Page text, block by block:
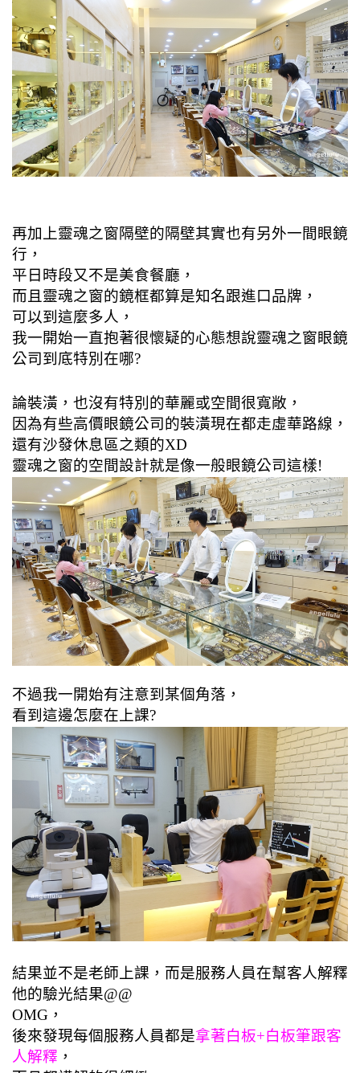
再加上靈魂之窗隔壁的隔壁其實也有另外一間眼鏡
行，
平日時段又不是美食餐廳，
而且靈魂之窗的鏡框都算是知名跟進口品牌，
可以到這麼多人，
我一開始一直抱著很懷疑的心態想說靈魂之窗眼鏡
公司到底特別在哪?
論裝潢，也沒有特別的華麗或空間很寬敞，
因為有些高價眼鏡公司的裝潢現在都走虛華路線，
還有沙發休息區之類的XD
靈魂之窗的空間設計就是像一般眼鏡公司這樣!
不過我一開始有注意到某個角落，
看到這邊怎麼在上課?
結果並不是老師上課，而是服務人員在幫客人解釋
他的驗光結果@@
OMG，
後來發現每個服務人員都是拿著白板+白板筆跟客
人解釋 ，